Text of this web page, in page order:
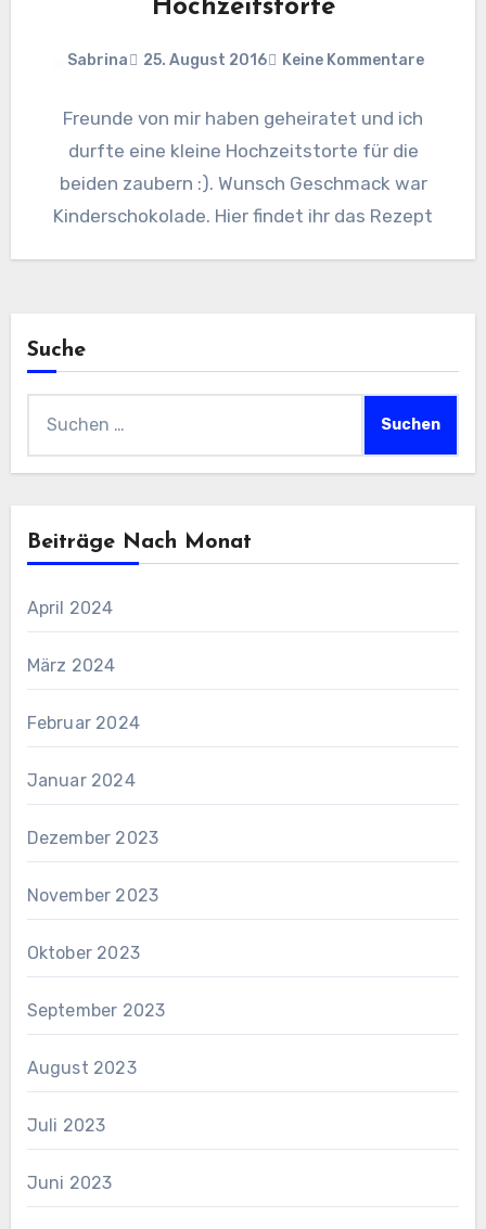
Hochzeitstorte
Sabrina 25. August 2016 Keine Kommentare
Freunde von mir haben geheiratet und ich
durfte eine kleine Hochzeitstorte für die
beiden zaubern :). Wunsch Geschmack war
Kinderschokolade. Hier findet ihr das Rezept
Suche
Beiträge Nach Monat
April 2024
März 2024
Februar 2024
Januar 2024
Dezember 2023
November 2023
Oktober 2023
September 2023
August 2023
Juli 2023
Juni 2023